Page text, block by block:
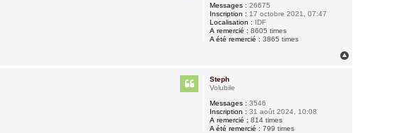
Messages : 26675
Inscription : 17 octobre 2021, 07:47
Localisation : IDF
A remercié : 8605 times
A été remercié : 3865 times
Steph
Volubile
Messages : 3546
Inscription : 31 août 2024, 10:08
A remercié : 814 times
A été remercié : 799 times